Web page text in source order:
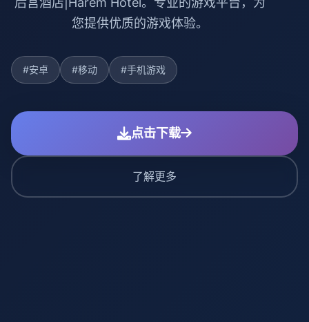
您提供优质的游戏体验。
#安卓 #移动 #手机游戏
点击下载
了解更多